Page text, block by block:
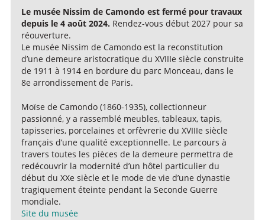
Le musée Nissim de Camondo est fermé pour travaux
depuis le 4 août 2024. Rendez-vous début 2027 pour sa
réouverture.
Le musée Nissim de Camondo est la reconstitution
d’une demeure aristocratique du XVIIIe siècle construite
de 1911 à 1914 en bordure du parc Monceau, dans le
8e arrondissement de Paris.
Moïse de Camondo (1860-1935), collectionneur
passionné, y a rassemblé meubles, tableaux, tapis,
tapisseries, porcelaines et orfèvrerie du XVIIIe siècle
français d’une qualité exceptionnelle. Le parcours à
travers toutes les pièces de la demeure permettra de
redécouvrir la modernité d’un hôtel particulier du
début du XXe siècle et le mode de vie d’une dynastie
tragiquement éteinte pendant la Seconde Guerre
mondiale.
Site du musée